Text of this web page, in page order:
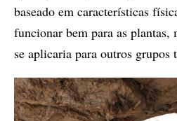
baseado em características
funcionar bem para as plantas,
se aplicaria para outros grupos